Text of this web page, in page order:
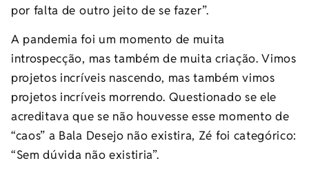
por falta de outro jeito de se fazer”.
A pandemia foi um momento de muita
introspecção, mas também de muita criação. Vimos
projetos incríveis nascendo, mas também vimos
projetos incríveis morrendo. Questionado se ele
acreditava que se não houvesse esse momento de
“caos” a Bala Desejo não existira, Zé foi categórico:
“Sem dúvida não existiria”.